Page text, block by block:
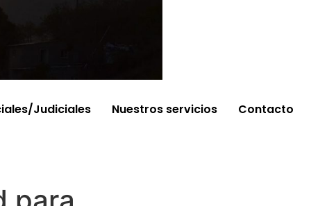
Judiciales Nuestros servicios Contacto